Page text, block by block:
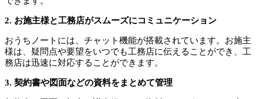
2. お施主様と工務店がスムーズにコミュニケーション
おうちノートには、 チャット機能が搭載されています。お施主
様は、 疑問点や要望をいつでも工務店に伝えることができ、 工
務店は迅速に対応することができます。
3. 契約書や図面などの資料をまとめて管理